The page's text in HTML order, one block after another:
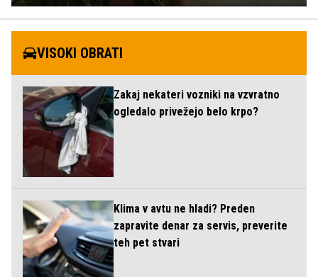
VISOKI OBRATI
Zakaj nekateri vozniki na vzvratno
ogledalo privežejo belo krpo?
Klima v avtu ne hladi? Preden
zapravite denar za servis, preverite
teh pet stvari